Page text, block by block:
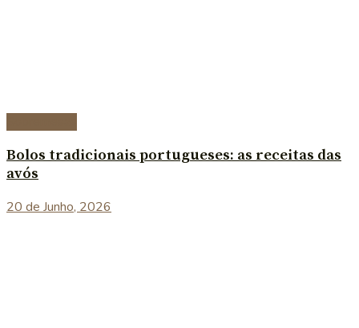
Bolos tradicionais portugueses: as receitas das
avós
20 de Junho, 2026